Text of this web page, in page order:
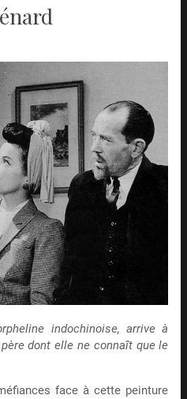
indochinoise, arrive à
dont elle ne connaît que le
face à cette peinture